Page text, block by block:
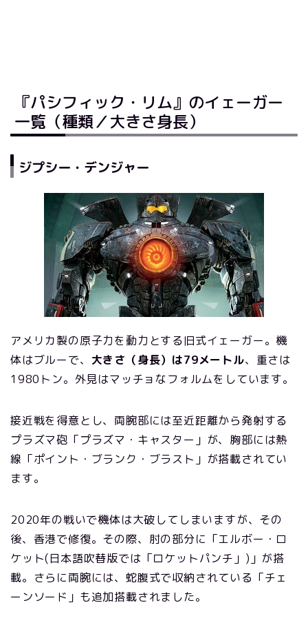
『パシフィック・リム』のイェーガー
一覧（種類／大きさ身長）
ジプシー・デンジャー
アメリカ製の原子力を動力とする旧式イェーガー。機
体はブルーで、 大きさ（身長）は79メートル、重さは
1980トン。外見はマッチョなフォルムをしています。
接近戦を得意とし、両腕部には至近距離から発射する
プラズマ砲「プラズマ・キャスター」が、胸部には熱
線「ポイント・ブランク・ブラスト」が搭載されてい
ます。
2020年の戦いで機体は大破してしまいますが、その
後、香港で修復。その際、肘の部分に「エルボー・ロ
ケット(日本語吹替版では「ロケットパンチ」)」が搭
載。さらに両腕には、蛇腹式で収納されている「チェ
ーンソード」も追加搭載されました。